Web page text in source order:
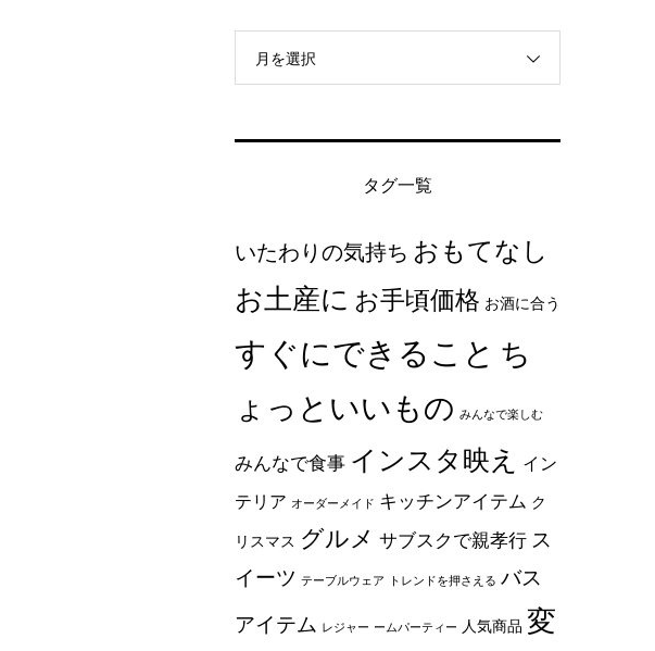
月を選択
タグ一覧
いたわりの気持ち おもてなし
お土産に お手頃価格 お酒に合う
すぐにできること ち
ょっといいもの みんなで楽しむ
みんなで食事 インスタ映え イン
テリア オーダーメイド キッチンアイテム ク
リスマス グルメ サブスクで親孝行 ス
イーツ テーブルウェア トレンドを押さえる バス
アイテム レジャー ームパーティー 人気商品 変